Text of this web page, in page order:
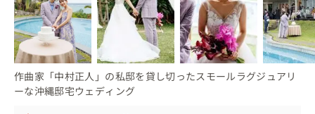
作曲家「中村正人」の私邸を貸し切ったスモールラグジュアリ
ーな沖縄邸宅ウェディング